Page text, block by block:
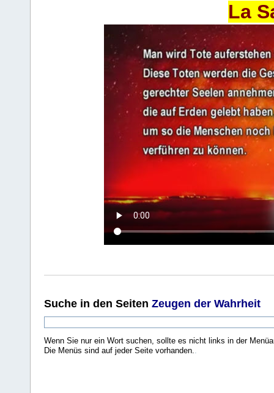
La
Suche in den Seiten Zeugen der Wahrheit
Wenn Sie nur ein Wort suchen, sollte es nicht links in der
Die Menüs sind auf jeder Seite vorhanden.